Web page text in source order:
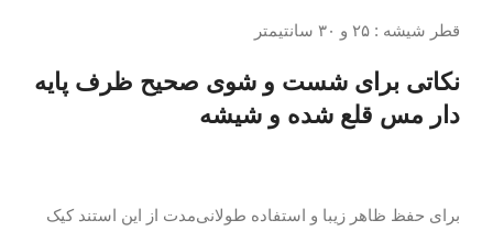
قطر شیشه : ۲۵ و ۳۰ سانتیمتر
نکاتی برای شست و شوی صحیح ظرف پایه
دار مس قلع شده و شیشه
برای حفظ ظاهر زیبا و استفاده طولانی‌مدت از این استند کیک